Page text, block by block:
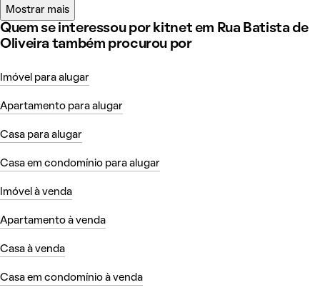
Mostrar mais
Quem se interessou por kitnet em Rua Batista de
Oliveira também procurou por
Imóvel para alugar
Apartamento para alugar
Casa para alugar
Casa em condomínio para alugar
Imóvel à venda
Apartamento à venda
Casa à venda
Casa em condomínio à venda